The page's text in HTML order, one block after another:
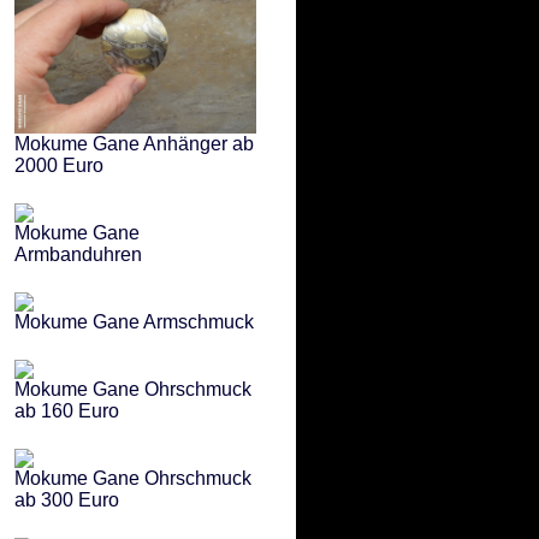
Mokume Gane Anhänger ab
2000 Euro
Mokume Gane
Armbanduhren
Mokume Gane Armschmuck
Mokume Gane Ohrschmuck
ab 160 Euro
Mokume Gane Ohrschmuck
ab 300 Euro